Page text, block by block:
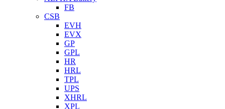
FB
CSB
EVH
EVX
GP
GPL
HR
HRL
TPL
UPS
XHRL
XPL